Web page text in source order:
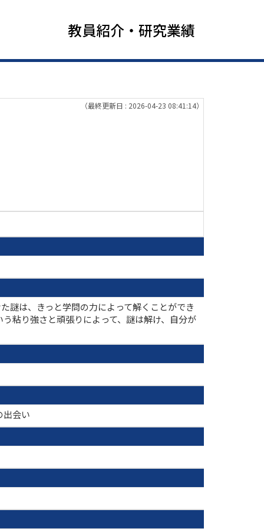
教員紹介・研究業績
（最終更新日 : 2026-04-23 08:41:14）
謎は、きっと学問の力によって解くことができ
粘り強さと頑張りによって、謎は解け、自分が
出会い